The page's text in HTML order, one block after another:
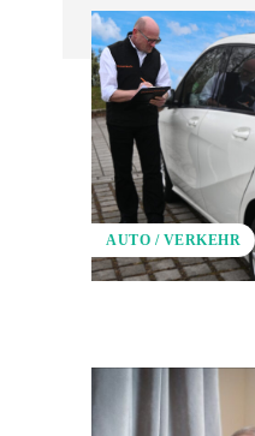
AUTO / VERKEHR